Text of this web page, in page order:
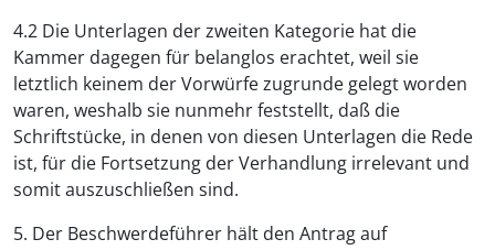
4.2 Die Unterlagen der zweiten Kategorie hat die
Kammer dagegen für belanglos erachtet, weil sie
letztlich keinem der Vorwürfe zugrunde gelegt worden
waren, weshalb sie nunmehr feststellt, daß die
Schriftstücke, in denen von diesen Unterlagen die Rede
ist, für die Fortsetzung der Verhandlung irrelevant und
somit auszuschließen sind.
5. Der Beschwerdeführer hält den Antrag auf